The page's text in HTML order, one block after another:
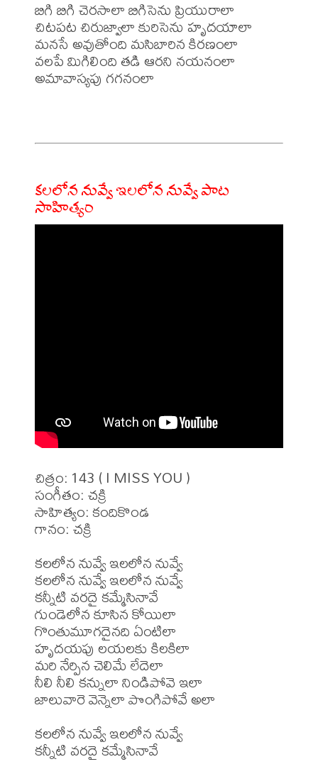
బిగి బిగి చెరసాలా బిగిసెను ప్రియురాలా
చిటపట చిరుజ్వాలా కురిసెను హృదయాలా
మనసే అవుతోంది మసిబారిన కిరణంలా
వలపే మిగిలింది తడి ఆరని నయనంలా
అమావాస్యపు గగనంలా
కలలోన నువ్వే ఇలలోన నువ్వే పాట
సాహిత్యం
చిత్రం: 143 ( I MISS YOU )
సంగీతం: చక్రి
సాహిత్యం: కందికొండ
గానం: చక్రి
కలలోన నువ్వే ఇలలోన నువ్వే
కలలోన నువ్వే ఇలలోన నువ్వే
కన్నీటి వరదై కమ్మేసినావే
గుండెలోన కూసిన కోయిలా
గొంతుమూగదైనది ఏంటిలా
హృదయపు లయలకు కిలకిలా
మరి నేర్పిన చెలిమే లేదెలా
నీలి నీలి కన్నులా నిండిపోవె ఇలా
జాలువారె వెన్నెలా పొంగిపోవే అలా
కలలోన నువ్వే ఇలలోన నువ్వే
కన్నీటి వరదై కమ్మేసినావే